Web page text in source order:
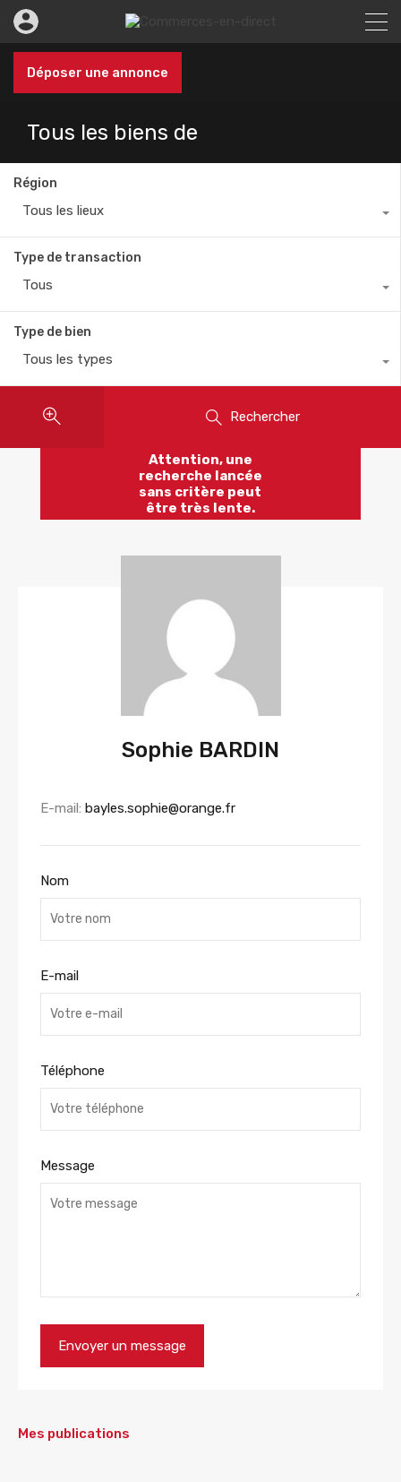
Déposer une annonce
Tous les biens de
Région
Tous les lieux
Type de transaction
Tous
Type de bien
Tous les types
Rechercher
Attention, une
recherche lancée
sans critère peut
être très lente.
Sophie BARDIN
E-mail: bayles.sophie@orange.fr
Nom
E-mail
Téléphone
Message
Mes publications